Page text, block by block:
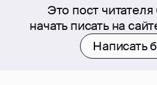
Это пост
начать писать на
Написать